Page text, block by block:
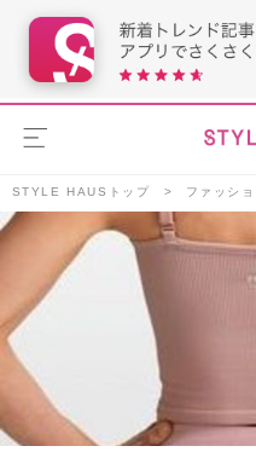
STYLE HAUSトップ ファッショ